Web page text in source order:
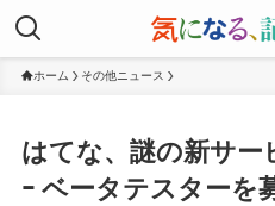
ホーム その他ニュース
はてな、謎の新サー
ｰ ベータテスターを